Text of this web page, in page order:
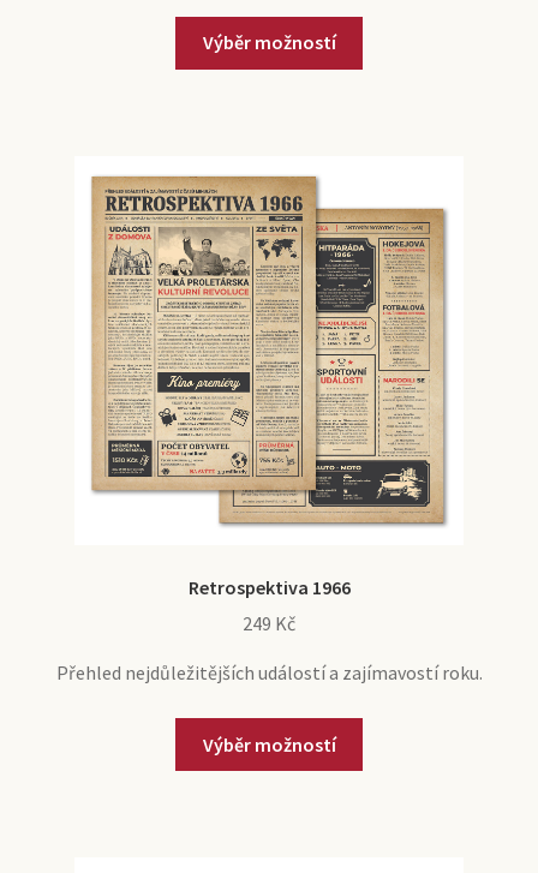
Výběr možností
Retrospektiva 1966
249 Kč
Přehled nejdůležitějších událostí a zajímavostí roku.
Výběr možností